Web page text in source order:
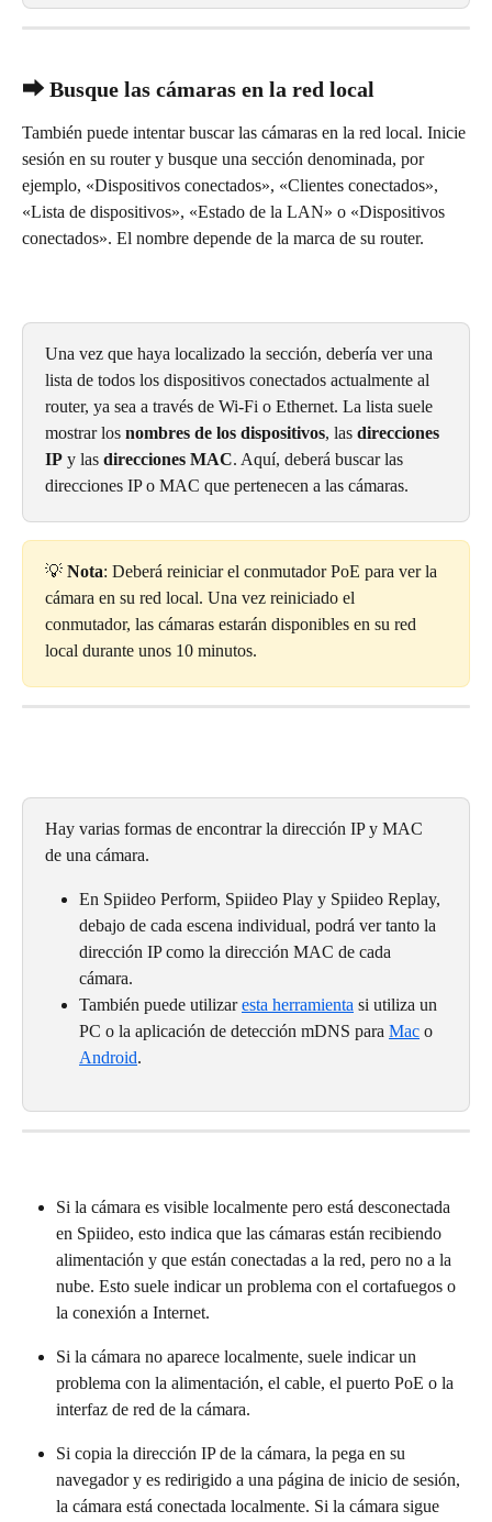
⮕ Busque las cámaras en la red local
También puede intentar buscar las cámaras en la red local. Inicie
sesión en su router y busque una sección denominada, por
ejemplo, «Dispositivos conectados», «Clientes conectados»,
«Lista de dispositivos», «Estado de la LAN» o «Dispositivos
conectados». El nombre depende de la marca de su router.
Una vez que haya localizado la sección, debería ver una
lista de todos los dispositivos conectados actualmente al
router, ya sea a través de Wi-Fi o Ethernet. La lista suele
mostrar los nombres de los dispositivos, las direcciones
IP y las direcciones MAC. Aquí, deberá buscar las
direcciones IP o MAC que pertenecen a las cámaras.
💡 Nota: Deberá reiniciar el conmutador PoE para ver la
cámara en su red local. Una vez reiniciado el
conmutador, las cámaras estarán disponibles en su red
local durante unos 10 minutos.
Hay varias formas de encontrar la dirección IP y MAC
de una cámara.
En Spiideo Perform, Spiideo Play y Spiideo Replay,
debajo de cada escena individual, podrá ver tanto la
dirección IP como la dirección MAC de cada
cámara.
También puede utilizar esta herramienta si utiliza un
PC o la aplicación de detección mDNS para Mac o
Android.
Si la cámara es visible localmente pero está desconectada
en Spiideo, esto indica que las cámaras están recibiendo
alimentación y que están conectadas a la red, pero no a la
nube. Esto suele indicar un problema con el cortafuegos o
la conexión a Internet.
Si la cámara no aparece localmente, suele indicar un
problema con la alimentación, el cable, el puerto PoE o la
interfaz de red de la cámara.
Si copia la dirección IP de la cámara, la pega en su
navegador y es redirigido a una página de inicio de sesión,
la cámara está conectada localmente. Si la cámara sigue